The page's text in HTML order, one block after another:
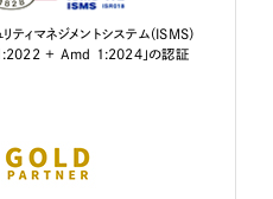
ティマネジメントシステム（ISMS）
+ Amd 1:2024」の認証